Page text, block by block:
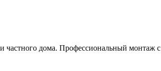
дома. Профессиональный монтаж с